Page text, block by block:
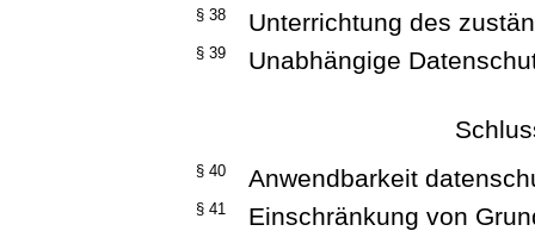
§ 38 Unterrichtung des
§ 39 Unabhängige
§ 40 Anwendbarkeit
§ 41 Einschränkung von